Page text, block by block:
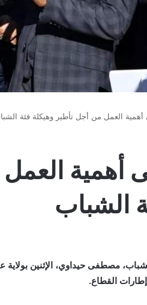
العمل من أجل تأطير وهيكلة فئة
أهمية
الشباب
مصطفى حيداوي، الإثنين بولاية
القطاع.